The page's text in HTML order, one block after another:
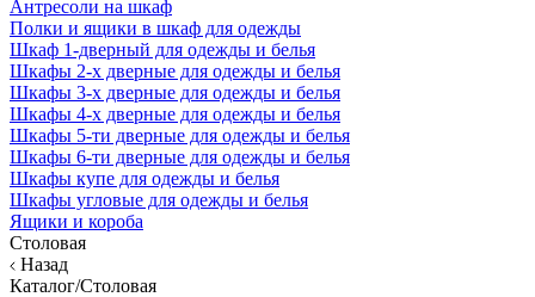
Антресоли на шкаф
Полки и ящики в шкаф для одежды
Шкаф 1-дверный для одежды и белья
Шкафы 2-х дверные для одежды и белья
Шкафы 3-х дверные для одежды и белья
Шкафы 4-х дверные для одежды и белья
Шкафы 5-ти дверные для одежды и белья
Шкафы 6-ти дверные для одежды и белья
Шкафы купе для одежды и белья
Шкафы угловые для одежды и белья
Ящики и короба
Столовая
Назад
Каталог/Столовая